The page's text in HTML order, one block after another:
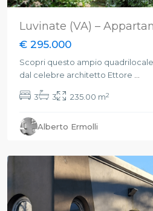
Luvinate (VA) –
€ 295.000
Scopri questo ampio
dal celebre architetto Ettore ...
3 3 235.00 m2
Alberto Ermolli
Gazzada
Schianno,